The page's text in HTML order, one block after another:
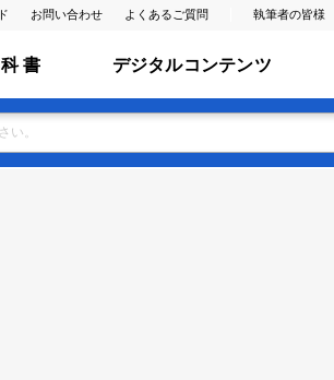
お問い合わせ よくあるご質問 執筆者の皆様
書 デジタルコンテンツ